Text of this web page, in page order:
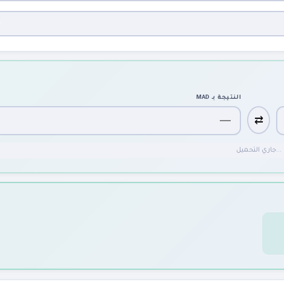
⇄
النتيجة بـ MAD
جاري التحميل...